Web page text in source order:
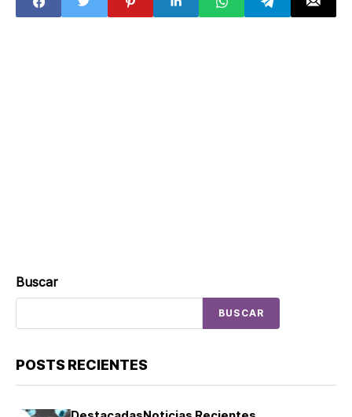
descuentos
llegan”
Buscar
BUSCAR
POSTS RECIENTES